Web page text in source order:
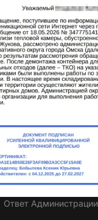
Ответ Администрации